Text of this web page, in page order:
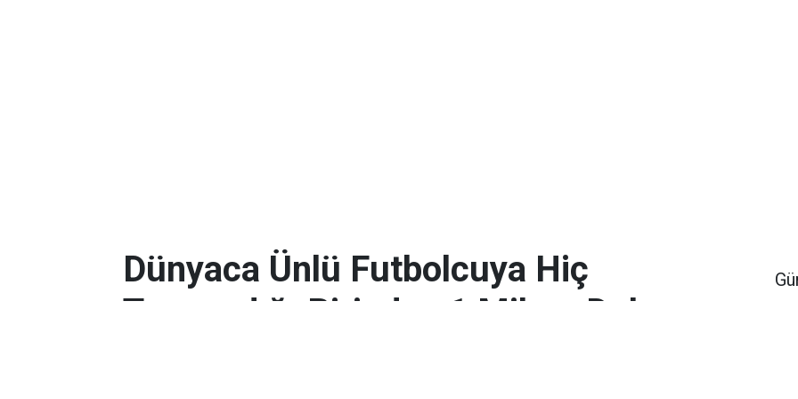
Dünyaca Ünlü Futbolcuya Hiç
Tanımadığı Birinden 1 Milyar Dolar